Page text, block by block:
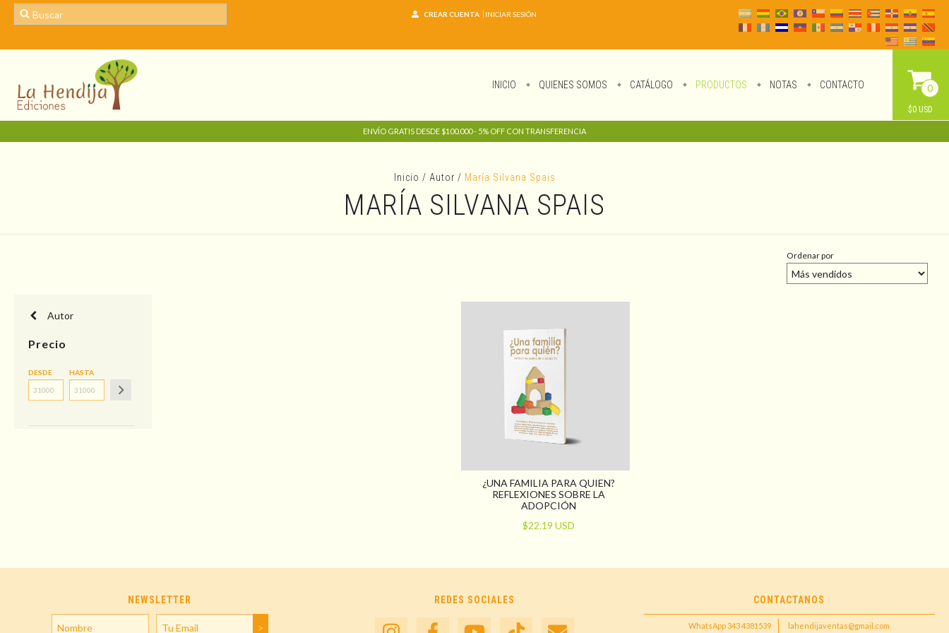
CREAR CUENTA INICIAR SESIÓN
INICIO QUIENES SOMOS CATÁLOGO PRODUCTOS NOTAS CONTACTO 0
$0 USD
ENVÍO GRATIS DESDE $100.000 - 5% OFF CON TRANSFERENCIA
Inicio / Autor / María Silvana Spais
MARÍA SILVANA SPAIS
Ordenar por
Autor
Precio
DESDE HASTA
¿UNA FAMILIA PARA QUIEN?
REFLEXIONES SOBRE LA
ADOPCIÓN
$22.19 USD
NEWSLETTER REDES SOCIALES CONTACTANOS
WhatsApp 343 4381539 lahendijaventas@gmail.com